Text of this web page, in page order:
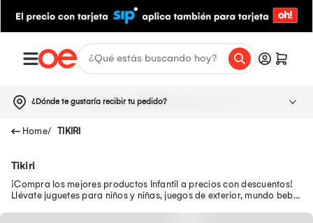
¿Dónde te gustaría recibir tu pedido?
TIKIRI
Tikiri
¡Compra los mejores productos Infantil a precios con descuentos!
Llévate juguetes para niños y niñas, juegos de exterior, mundo bebé,